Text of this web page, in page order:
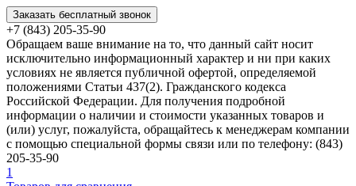
Заказать бесплатный звонок
+7 (843) 205-35-90
Обращаем ваше внимание на то, что данный сайт носит
исключительно информационный характер и ни при каких
условиях не является публичной офертой, определяемой
положениями Статьи 437(2). Гражданского кодекса
Российской Федерации. Для получения подробной
информации о наличии и стоимости указанных товаров и
(или) услуг, пожалуйста, обращайтесь к менеджерам компании
с помощью специальной формы связи или по телефону: (843)
205-35-90
1